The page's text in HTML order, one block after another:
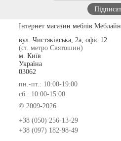
Інтернет магазин меблів Меблайн
вул. Чистяківська, 2а, офіс 12
(ст. метро Святошин)
м. Київ
Україна
03062
пн.-пт.: 10:00-19:00
сб.: 10:00-15:00
© 2009-2026
+38 (050) 256-13-29
+38 (097) 182-98-49